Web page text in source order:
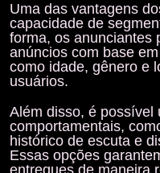
Uma das vantagens
capacidade de
forma, os anunciantes
anúncios com base
como idade, gênero e
usuários.
Além disso, é possível
comportamentais,
histórico de escuta e
Essas opções